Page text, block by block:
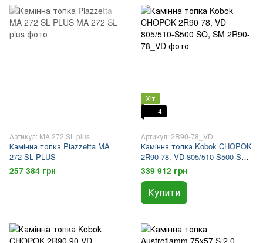
Артикул: MA 272 SL plus
Камінна топка Piazzetta MA
272 SL PLUS
257 384 грн
Хіт
4
Артикул: 2R90-78_VD
Камінна топка Kobok CHOPOK
2R90 78, VD 805/510-S500 SO,
SM
339 912 грн
Купити